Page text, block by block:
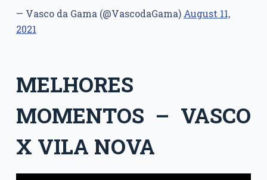
— Vasco da Gama (@VascodaGama) August 11,
2021
MELHORES
MOMENTOS – VASCO
X VILA NOVA